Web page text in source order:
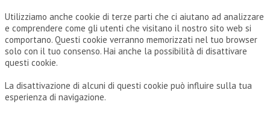
Utilizziamo anche cookie di terze parti che ci aiutano ad analizzare
e comprendere come gli utenti che visitano il nostro sito web si
comportano. Questi cookie verranno memorizzati nel tuo browser
solo con il tuo consenso. Hai anche la possibilità di disattivare
questi cookie.
La disattivazione di alcuni di questi cookie può influire sulla tua
esperienza di navigazione.